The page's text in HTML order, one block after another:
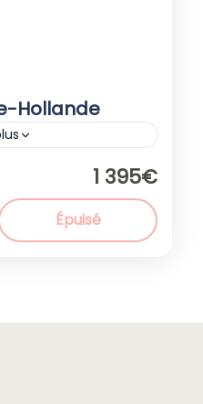
Hollande
Bas
1 395€
Épuisé